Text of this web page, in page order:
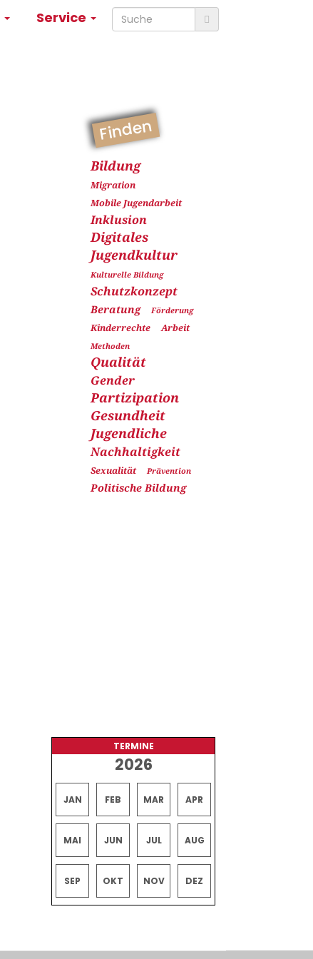
Service
Finden
Bildung
Migration
Mobile Jugendarbeit
Inklusion
Digitales
Jugendkultur
Kulturelle Bildung
Schutzkonzept
Beratung Förderung
Kinderrechte Arbeit
Methoden
Qualität
Gender
Partizipation
Gesundheit
Jugendliche
Nachhaltigkeit
Sexualität Prävention
Politische Bildung
TERMINE
2026
JAN FEB MAR APR
MAI JUN JUL AUG
SEP OKT NOV DEZ